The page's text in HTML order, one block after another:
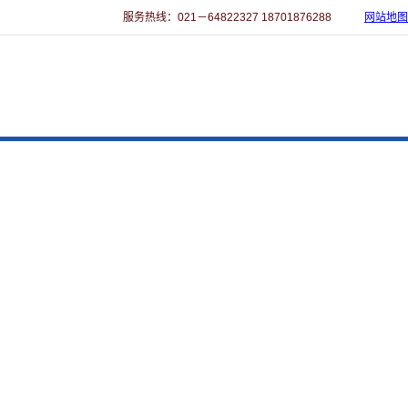
服务热线：021－64822327 18701876288 网站地图